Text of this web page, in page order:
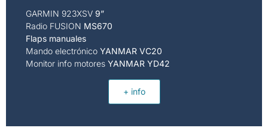
GARMIN 923XSV 9”
Radio FUSION MS670
Flaps manuales
Mando electrónico YANMAR VC20
Monitor info motores YANMAR YD42
+ info